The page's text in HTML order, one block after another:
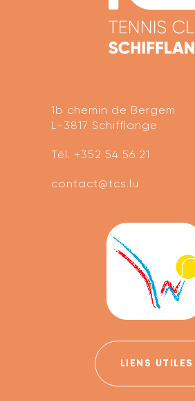
1b chemin de Bergem
L-3817 Schifflange
Tél. +352 54 56 21
contact@tcs.lu
LIENS UTILES